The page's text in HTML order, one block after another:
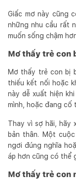
Giấc mơ này cũng
những nhu cầu rất
muốn sống chậm
Mơ thấy trẻ con
Mơ thấy trẻ con bị
thiếu kết nối hoặc
này dễ xuất hiện
mình, hoặc đang cố
Thay vì sợ hãi, hãy
bản thân. Một
ngơi đúng nghĩa
áp hơn cũng có thể
Mơ thấy trẻ con